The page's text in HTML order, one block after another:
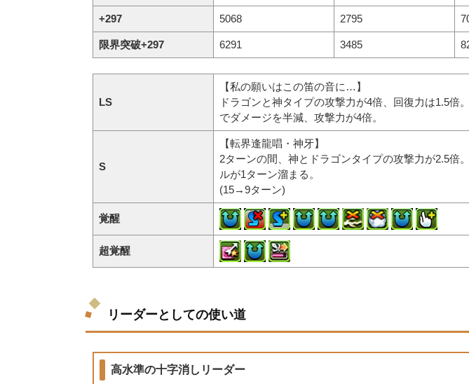
+297 5068 2795
限界突破+297 6291 3485
LS
【私の願いはこの笛の音に…】
ドラゴンと神タイプの攻撃力が4倍、回復力は1.5倍
でダメージを半減、攻撃力が4倍。
S
【転界逢龍唱・神牙】
2ターンの間、神とドラゴンタイプの攻撃力が2.5倍
ルが1ターン溜まる。
(15→9ターン)
覚醒
超覚醒
リーダーとしての使い道
高水準の十字消しリーダー